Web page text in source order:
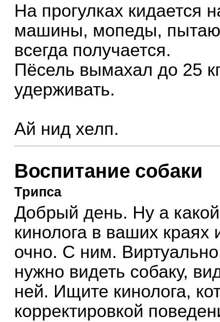
На прогулках
машины, мопеды,
всегда получается.
Пёсель вымахал до 25
удерживать.
Ай нид хелп.
Воспитание собаки
Трипса
Добрый день. Ну а
кинолога в ваших краях
очно. С ним.
нужно видеть собаку,
ней. Ищите кинолога,
корректировкой